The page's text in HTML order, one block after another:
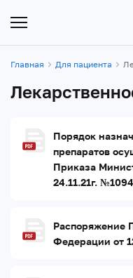
Главная Для пациента
Порядок
препаратов
Приказа
24.11.21г.
Распоряжение
Федерации от